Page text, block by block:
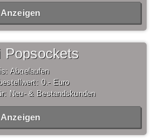
Anzeigen
Popsockets
Abgelaufen
0,- Euro
Neu- & Bestandskunden
Anzeigen